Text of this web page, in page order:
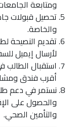
ومتابعة
تحصيل قبولات
والخاصة.
تقديم النصيحة
لأرسال إيميل
استقبال
أقرب فندق
نستمر في دعم
والحصول على
والتأمين الصحي.